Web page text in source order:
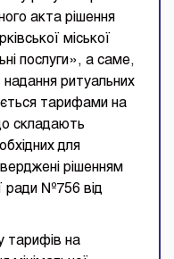
акта рішення
міської
послуги», а саме,
ритуальних
тарифами на
складають
для
рішенням
ради №756 від
тарифів на